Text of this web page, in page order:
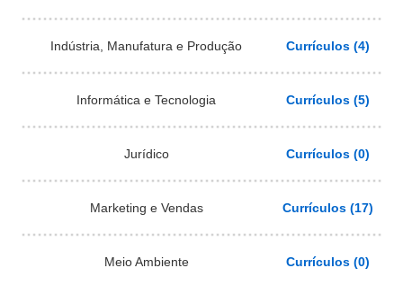
Indústria, Manufatura e Produção Currículos (4)
Informática e Tecnologia Currículos (5)
Jurídico Currículos (0)
Marketing e Vendas Currículos (17)
Meio Ambiente Currículos (0)